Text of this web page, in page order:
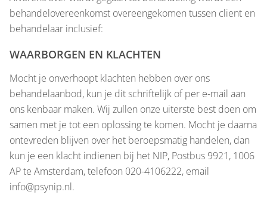
behandelovereenkomst overeengekomen tussen client en
behandelaar inclusief:
WAARBORGEN EN KLACHTEN
Mocht je onverhoopt klachten hebben over ons
behandelaanbod, kun je dit schriftelijk of per e-mail aan
ons kenbaar maken. Wij zullen onze uiterste best doen om
samen met je tot een oplossing te komen. Mocht je daarna
ontevreden blijven over het beroepsmatig handelen, dan
kun je een klacht indienen bij het NIP, Postbus 9921, 1006
AP te Amsterdam, telefoon 020-4106222, email
info@psynip.nl.